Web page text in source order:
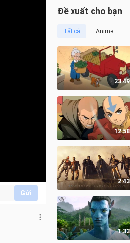
Gửi
Đề xuất cho bạn
Tất cả Anime
23:49
12:58
2:43
1:33